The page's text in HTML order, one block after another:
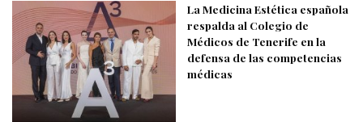
La Medicina Estética española
respalda al Colegio de
Médicos de Tenerife en la
defensa de las competencias
médicas